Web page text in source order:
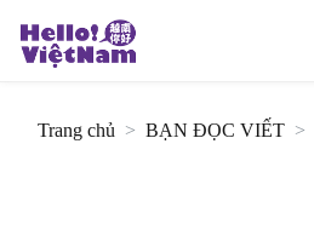
Trang chủ BẠN ĐỌC VIẾT